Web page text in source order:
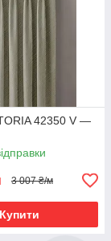
42350 V —
3 007 ₴/м
Купити